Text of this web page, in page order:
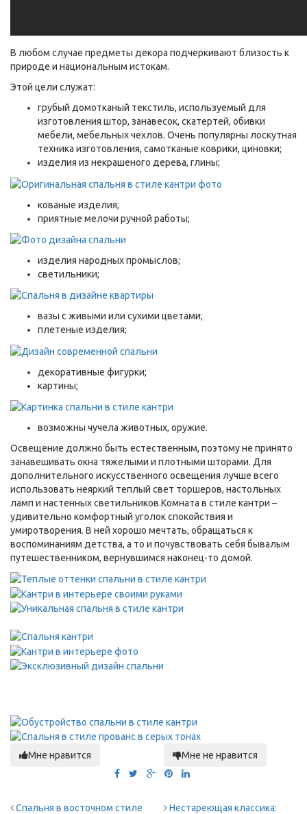
В любом случае предметы декора подчеркивают близость к
природе и национальным истокам.
Этой цели служат:
грубый домотканый текстиль, используемый для
изготовления штор, занавесок, скатертей, обивки
мебели, мебельных чехлов. Очень популярны лоскутная
техника изготовления, самотканые коврики, циновки;
изделия из некрашеного дерева, глины;
кованые изделия;
приятные мелочи ручной работы;
изделия народных промыслов;
светильники;
вазы с живыми или сухими цветами;
плетеные изделия;
декоративные фигурки;
картины;
возможны чучела животных, оружие.
Освещение должно быть естественным, поэтому не принято
занавешивать окна тяжелыми и плотными шторами. Для
дополнительного искусственного освещения лучше всего
использовать неяркий теплый свет торшеров, настольных
ламп и настенных светильников.Комната в стиле кантри –
удивительно комфортный уголок спокойствия и
умиротворения. В ней хорошо мечтать, обращаться к
воспоминаниям детства, а то и почувствовать себя бывалым
путешественником, вернувшимся наконец-то домой.
Мне нравится Мне не нравится
Спальня в восточном стиле
Нестареющая классика: